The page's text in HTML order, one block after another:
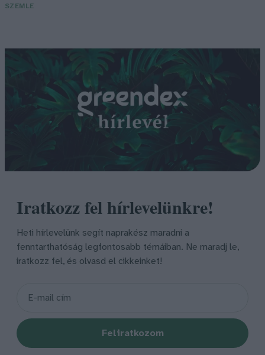
SZEMLE
Iratkozz fel hírlevelünkre!
Heti hírlevelünk segít naprakész maradni a
fenntarthatóság legfontosabb témáiban. Ne maradj le,
iratkozz fel, és olvasd el cikkeinket!
Feliratkozom